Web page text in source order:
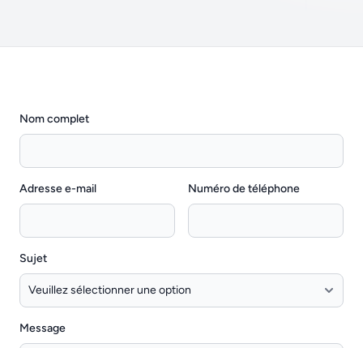
Nom complet
Adresse e-mail Numéro de téléphone(facultatif)
Sujet
Message